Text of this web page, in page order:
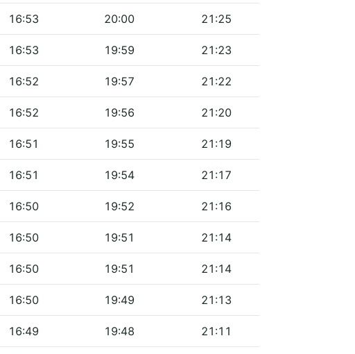
16:53 20:00 21:25
16:53 19:59 21:23
16:52 19:57 21:22
16:52 19:56 21:20
16:51 19:55 21:19
16:51 19:54 21:17
16:50 19:52 21:16
16:50 19:51 21:14
16:50 19:51 21:14
16:50 19:49 21:13
16:49 19:48 21:11